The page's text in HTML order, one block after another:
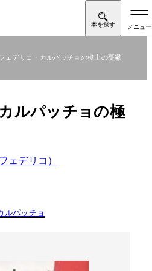
ェデリコ・カルパッチョの極上の憂鬱
ルパッチョの極
ェデリコ）
ルパッチョ